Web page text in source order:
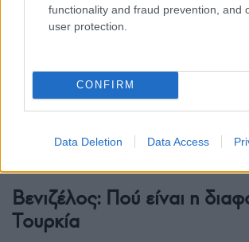
functionality and fraud prevention, and
user protection.
CONFIRM
Data Deletion Data Access
Βενιζέλος: Πού είναι η
Τουρκία